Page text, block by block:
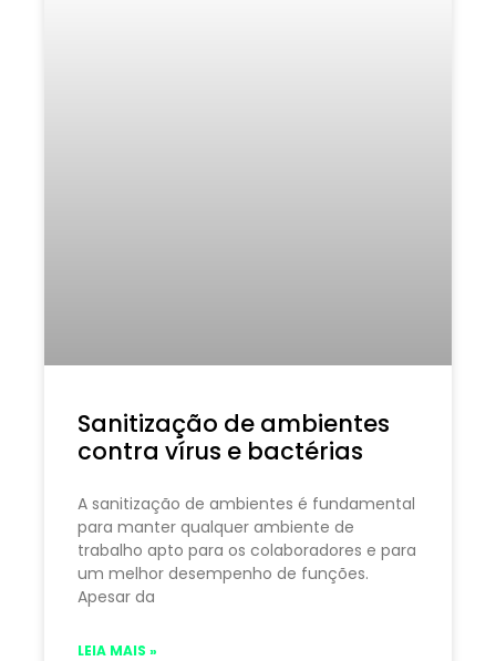
Sanitização de ambientes
contra vírus e bactérias
A sanitização de ambientes é fundamental
para manter qualquer ambiente de
trabalho apto para os colaboradores e para
um melhor desempenho de funções.
Apesar da
LEIA MAIS »